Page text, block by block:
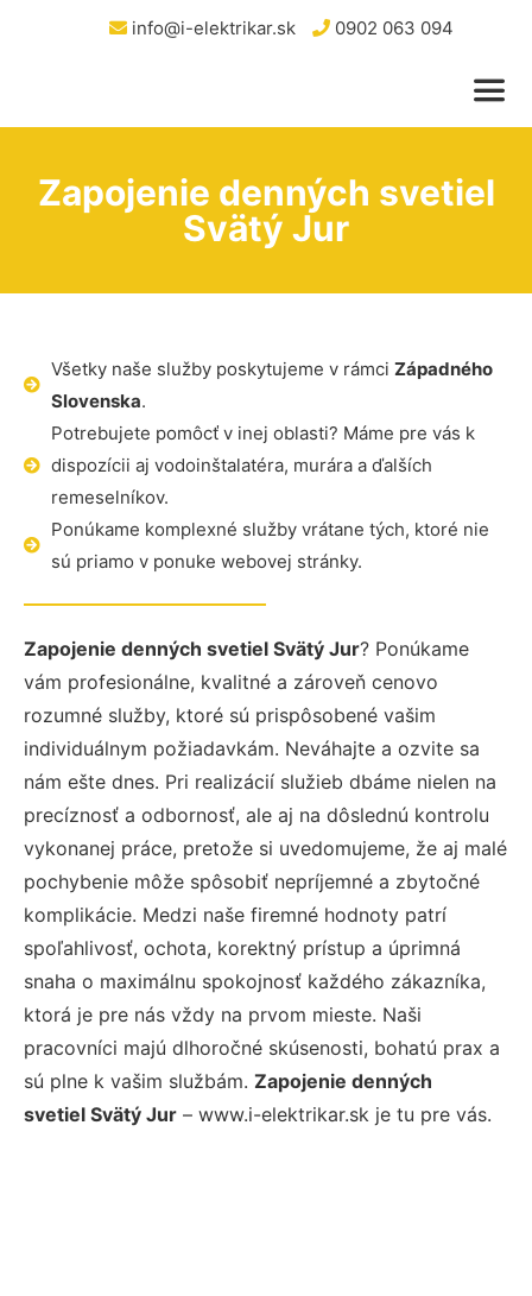
info@i-elektrikar.sk 0902 063 094
Zapojenie denných svetiel
Svätý Jur
Všetky naše služby poskytujeme v rámci Západného
Slovenska.
Potrebujete pomôcť v inej oblasti? Máme pre vás k
dispozícii aj vodoinštalatéra, murára a ďalších
remeselníkov.
Ponúkame komplexné služby vrátane tých, ktoré nie
sú priamo v ponuke webovej stránky.
Zapojenie denných svetiel Svätý Jur? Ponúkame
vám profesionálne, kvalitné a zároveň cenovo
rozumné služby, ktoré sú prispôsobené vašim
individuálnym požiadavkám. Neváhajte a ozvite sa
nám ešte dnes. Pri realizácií služieb dbáme nielen na
precíznosť a odbornosť, ale aj na dôslednú kontrolu
vykonanej práce, pretože si uvedomujeme, že aj malé
pochybenie môže spôsobiť nepríjemné a zbytočné
komplikácie. Medzi naše firemné hodnoty patrí
spoľahlivosť, ochota, korektný prístup a úprimná
snaha o maximálnu spokojnosť každého zákazníka,
ktorá je pre nás vždy na prvom mieste. Naši
pracovníci majú dlhoročné skúsenosti, bohatú prax a
sú plne k vašim službám. Zapojenie denných
svetiel Svätý Jur – www.i-elektrikar.sk je tu pre vás.